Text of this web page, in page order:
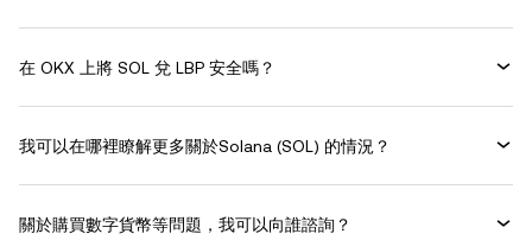
在 OKX 上將 SOL 兌 LBP 安全嗎？
我可以在哪裡瞭解更多關於Solana (SOL) 的情況？
關於購買數字貨幣等問題，我可以向誰諮詢？